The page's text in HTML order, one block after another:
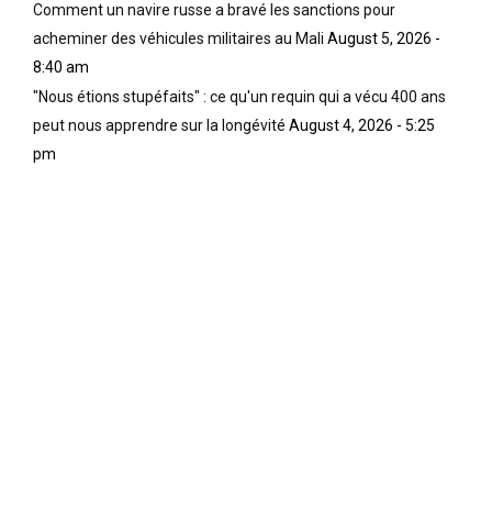
Comment un navire russe a bravé les sanctions pour
acheminer des véhicules militaires au Mali August 5, 2026 -
8:40 am
"Nous étions stupéfaits" : ce qu'un requin qui a vécu 400 ans
peut nous apprendre sur la longévité August 4, 2026 - 5:25
pm